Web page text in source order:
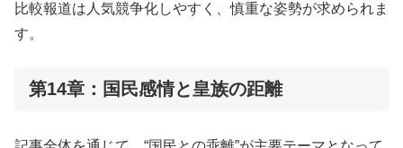
比較報道は人気競争化しやすく、慎重な姿勢が求められま
す。
第14章：国民感情と皇族の距離